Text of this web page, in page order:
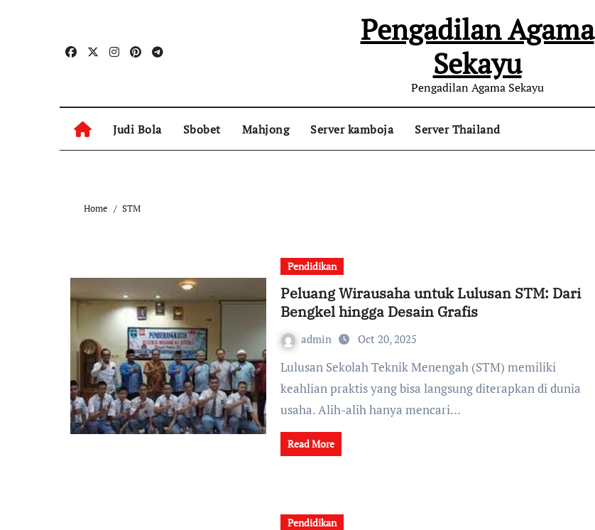
Pengadilan Agama
Sekayu
Pengadilan Agama Sekayu
Judi Bola Sbobet Mahjong Server kamboja Server Thailand
Home STM
Pendidikan
Peluang Wirausaha untuk Lulusan STM: Dari
Bengkel hingga Desain Grafis
admin Oct 20, 2025
Lulusan Sekolah Teknik Menengah (STM) memiliki
keahlian praktis yang bisa langsung diterapkan di dunia
usaha. Alih-alih hanya mencari…
Read More
Pendidikan